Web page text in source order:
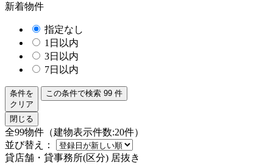
新着物件
指定なし
1日以内
3日以内
7日以内
条件を
クリア
この条件で検索 99 件
閉じる
全99物件（建物表示件数:20件）
並び替え：
貸店舗・貸事務所(区分) 居抜き